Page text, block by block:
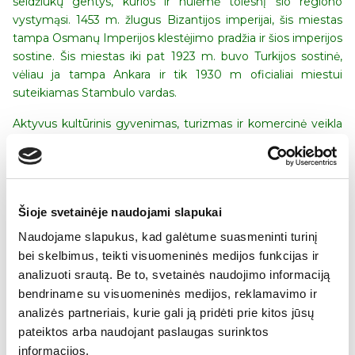
Šioje svetainėje naudojami slapukai
Naudojame slapukus, kad galėtume suasmeninti turinį
bei skelbimus, teikti visuomeninės medijos funkcijas ir
analizuoti srautą. Be to, svetainės naudojimo informaciją
bendriname su visuomeninės medijos, reklamavimo ir
analizės partneriais, kurie gali ją pridėti prie kitos jūsų
pateiktos arba naudojant paslaugas surinktos
informacijos.
vystymąsi. 1453 m. žlugus Bizantijos imperijai, šis miestas
tampa Osmanų Imperijos klestėjimo pradžia ir šios imperijos
sostine. Šis miestas iki pat 1923 m. buvo Turkijos sostinė,
vėliau ja tampa Ankara ir tik 1930 m oficialiai miestui
suteikiamas Stambulo vardas.
Aktyvus kultūrinis gyvenimas, turizmas ir komercinė veikla
problemos yra spartus gyventojų skaičiaus augimas
(paskutiniais duomenimis Stambule gyvena apie 17 mln.
restauravimas.
Kasdienis gyvenimas šalia saugomų romėnų, bizantiečių,
turkų monumentų yra spalvingas ir gyvybingas. Miestas
taip pat vertinamas kaipTurkijosverslo, pramogų, kultūros,
švietimo, prekybos, turizmo ir meno sostinė. Stambule yra 3
universitetai, ekonomikos ir prekybos, dailės menų
akademijos. Stambulas žymus – senais universitetais.